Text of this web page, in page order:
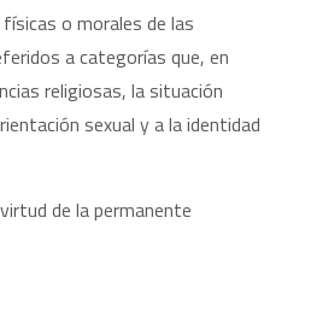
o morales de las
a categorías que, en
religiosas, la situación
sexual y a la identidad
de la permanente